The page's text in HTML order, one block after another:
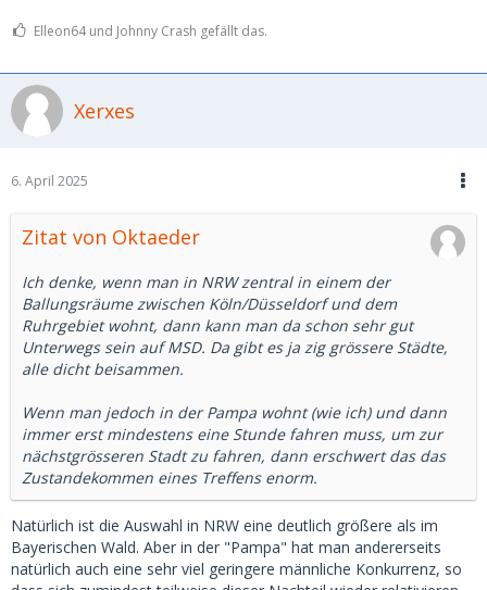
Elleon64 und Johnny Crash gefällt das.
Xerxes
6. April 2025
Zitat von Oktaeder
Ich denke, wenn man in NRW zentral in einem der
Ballungsräume zwischen Köln/Düsseldorf und dem
Ruhrgebiet wohnt, dann kann man da schon sehr gut
Unterwegs sein auf MSD. Da gibt es ja zig grössere Städte,
alle dicht beisammen.
Wenn man jedoch in der Pampa wohnt (wie ich) und dann
immer erst mindestens eine Stunde fahren muss, um zur
nächstgrösseren Stadt zu fahren, dann erschwert das das
Zustandekommen eines Treffens enorm.
Natürlich ist die Auswahl in NRW eine deutlich größere als im
Bayerischen Wald. Aber in der "Pampa" hat man andererseits
natürlich auch eine sehr viel geringere männliche Konkurrenz, so